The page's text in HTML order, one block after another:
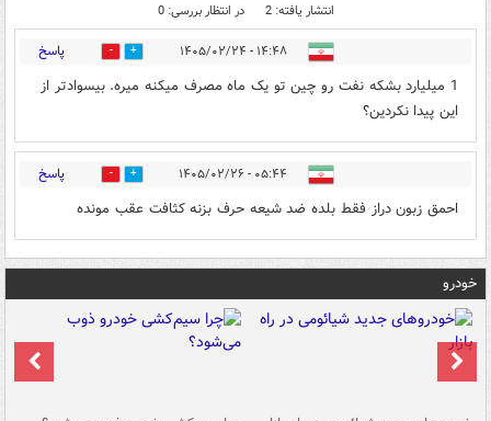
انتشار یافته: 2 در انتظار بررسی: 0
۱۴:۴۸ - ۱۴۰۵/۰۲/۲۴ 0 پاسخ
1 میلیارد بشکه نفت رو چین تو یک ماه مصرف میکنه میره. بیسوادتر از
این پیدا نکردین؟
۰۵:۴۴ - ۱۴۰۵/۰۲/۲۶ 0 پاسخ
احمق زبون دراز فقط بلده ضد شیعه حرف بزنه کثافت عقب مونده
خودرو